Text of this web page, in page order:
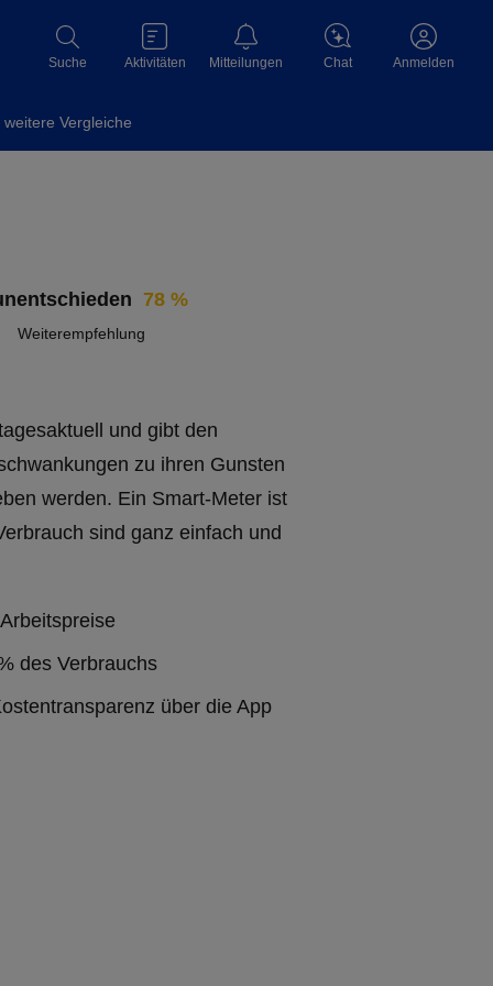
Suche Aktivitäten Mitteilungen Chat Anmelden
weitere Vergleiche
78 %
Weiterempfehlung
und gibt den
zu ihren Gunsten
werden. Ein Smart-Meter ist
sind ganz einfach und
des Verbrauchs
über die App